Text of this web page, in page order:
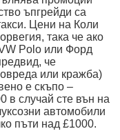
ъпгрейди са
Цени на Коли
така че ако
Polo или Форд
че
или кражба)
е скъпо –
в случай сте вън на
автомобили
пъти над £1000.